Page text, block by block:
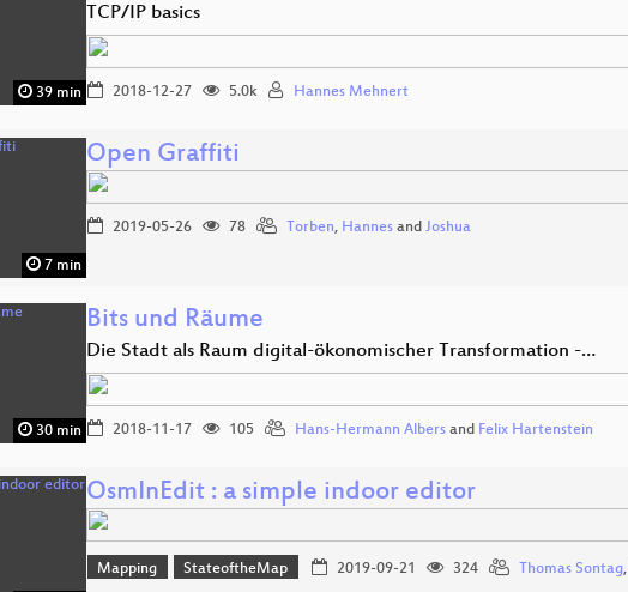
39 min
TCP/IP basics
2018-12-27 5.0k Hannes Mehnert
7 min
Open Graffiti
2019-05-26 78 Torben, Hannes and Joshua
30 min
Bits und Räume
Die Stadt als Raum digital-ökonomischer Transformation -…
2018-11-17 105 Hans-Hermann Albers and Felix Hartenstein
OsmInEdit : a simple indoor editor
Mapping StateoftheMap 2019-09-21 324 Thomas Sontag,